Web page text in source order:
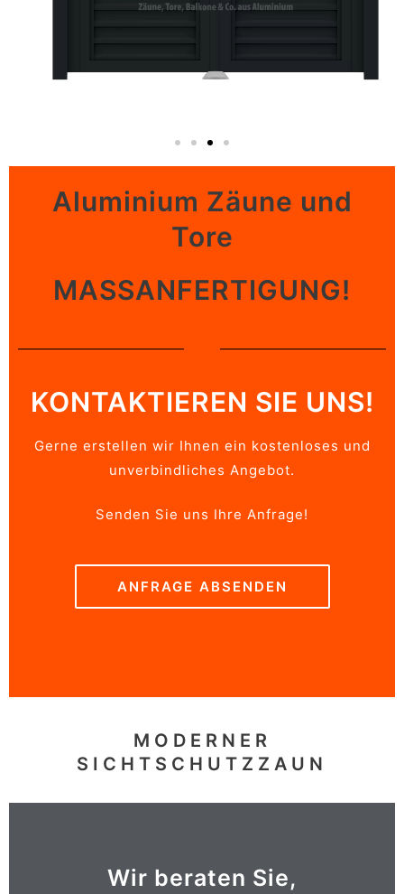
Aluminium Zäune und
Tore
MASSANFERTIGUNG!
KONTAKTIEREN SIE UNS!
Gerne erstellen wir Ihnen ein kostenloses und
unverbindliches Angebot.
Senden Sie uns Ihre Anfrage!
ANFRAGE ABSENDEN
MODERNER
SICHTSCHUTZZAUN
Wir beraten Sie,
ANSICHT